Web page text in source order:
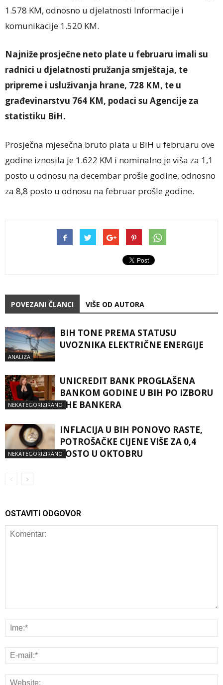
1.578 KM, odnosno u djelatnosti Informacije i
komunikacije 1.520 KM.
Najniže prosječne neto plate u februaru imali su
radnici u djelatnosti pružanja smještaja, te
pripreme i usluživanja hrane, 728 KM, te u
građevinarstvu 764 KM, podaci su Agencije za
statistiku BiH.
Prosječna mjesečna bruto plata u BiH u februaru ove
godine iznosila je 1.622 KM i nominalno je viša za 1,1
posto u odnosu na decembar prošle godine, odnosno
za 8,8 posto u odnosu na februar prošle godine.
POVEZANI ČLANCI VIŠE OD AUTORA
ANALIZA
BIH TONE PREMA STATUSU
UVOZNIKA ELEKTRIČNE ENERGIJE
NEKATEGORIZIRANO
UNICREDIT BANK PROGLAŠENA
BANKOM GODINE U BIH PO IZBORU
THE BANKERA
NEKATEGORIZIRANO
INFLACIJA U BIH PONOVO RASTE,
POTROŠAČKE CIJENE VIŠE ZA 0,4
POSTO U OKTOBRU
OSTAVITI ODGOVOR